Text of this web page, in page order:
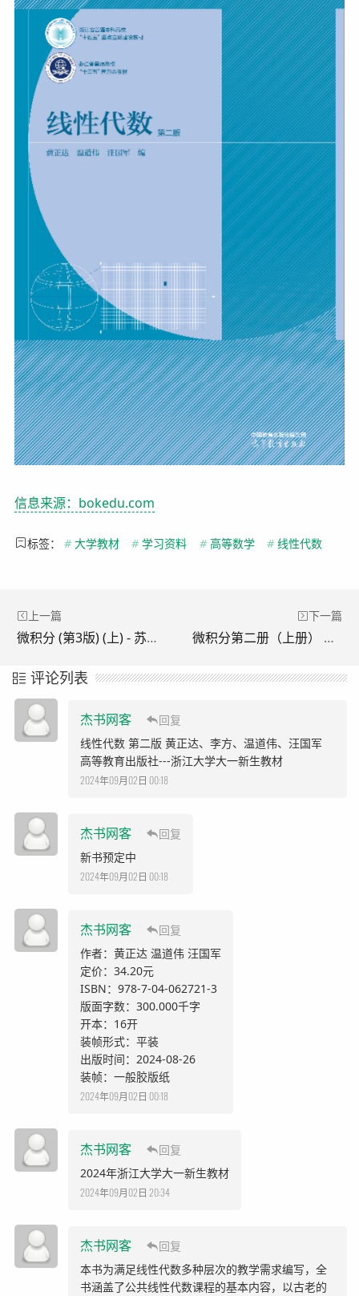
信息来源：bokedu.com
标签： # 大学教材 # 学习资料 # 高等数学 # 线性代数
上一篇
微积分 (第3版) (上) - 苏德矿, 吴明华, 童雯雯---浙江大学大一新生教材
下一篇
微积分第二册（上册） 卢兴江、陈锦辉 高等教育出版社---浙江大学大一新生教材
评论列表
杰书网客 回复
线性代数 第二版 黄正达、李方、温道伟、汪国军
高等教育出版社---浙江大学大一新生教材
2024年09月02日 00:18
杰书网客 回复
新书预定中
2024年09月02日 00:18
杰书网客 回复
作者：黄正达 温道伟 汪国军
定价：34.20元
ISBN：978-7-04-062721-3
版面字数：300.000千字
开本：16开
装帧形式：平装
出版时间：2024-08-26
装帧：一般胶版纸
2024年09月02日 00:18
杰书网客 回复
2024年浙江大学大一新生教材
2024年09月02日 20:34
杰书网客 回复
本书为满足线性代数多种层次的教学需求编写，全
书涵盖了公共线性代数课程的基本内容，以古老的